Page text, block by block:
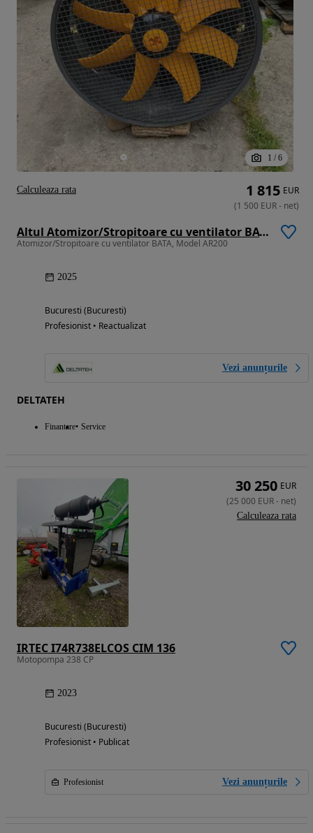
1 / 6
Altul Atomizor/Stropitoare cu ventilator BATA Model AR200
Atomizor/Stropitoare cu ventilator BATA, Model AR200
2025
Bucuresti (Bucuresti)
Profesionist • Reactualizat
Vezi anunțurile
DELTATEH
Finantare Service
1 815 EUR
(1 500 EUR- net)
Calculeaza rata
IRTEC I74R738ELCOS CIM 136
Motopompa 238 CP
2023
Bucuresti (Bucuresti)
Profesionist • Publicat
Profesionist Vezi anunțurile
30 250 EUR
(25 000 EUR- net)
Calculeaza rata